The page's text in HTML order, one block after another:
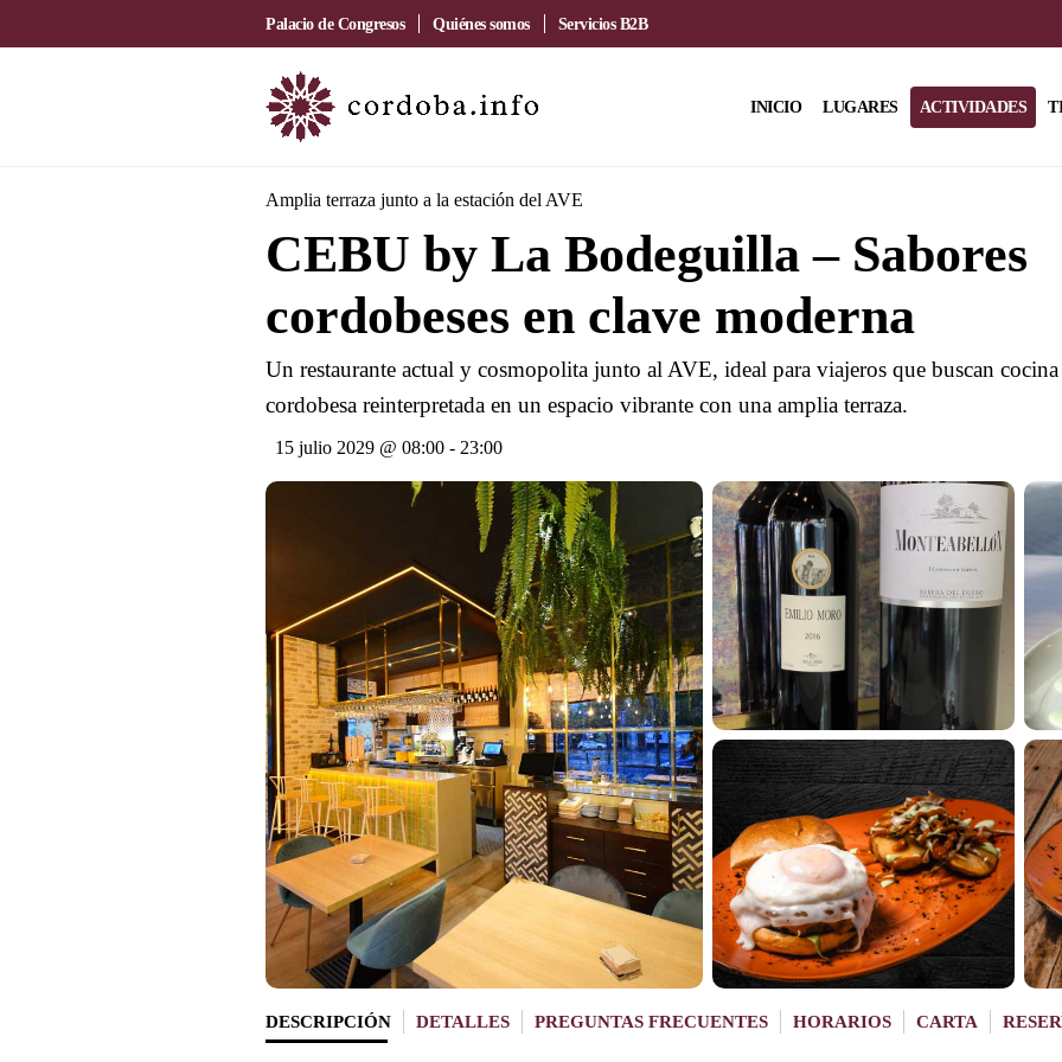
Palacio de Congresos Quiénes somos Servicios B2B
INICIO LUGARES ACTIVIDADES
Amplia terraza junto a la estación del AVE
CEBU by La Bodeguilla – Sabores
cordobeses en clave moderna
Un restaurante actual y cosmopolita junto al AVE, ideal para viajeros que buscan cocina
cordobesa reinterpretada en un espacio vibrante con una amplia terraza.
15 julio 2029 @ 08:00 - 23:00
DESCRIPCIÓN DETALLES PREGUNTAS FRECUENTES HORARIOS CARTA